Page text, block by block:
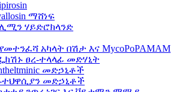
ማሸነፍ
ሃይድሮክላንድ
አካላት በሽታ እና MycoPoPAMAM
ፀረ-ተላላፊ መድሃኒት
መድኃኒቶች
ተህዋሲያን መድኃኒቶች